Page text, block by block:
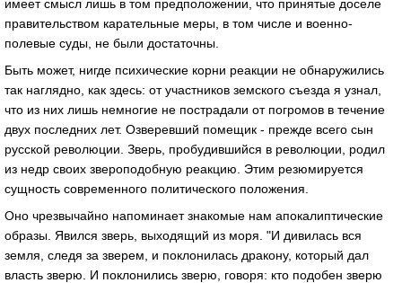
имеет смысл лишь в том предположении, что принятые доселе
правительством карательные меры, в том числе и военно-
полевые суды, не были достаточны.
Быть может, нигде психические корни реакции не обнаружились
так наглядно, как здесь: от участников земского съезда я узнал,
что из них лишь немногие не пострадали от погромов в течение
двух последних лет. Озверевший помещик - прежде всего сын
русской революции. Зверь, пробудившийся в революции, родил
из недр своих звероподобную реакцию. Этим резюмируется
сущность современного политического положения.
Оно чрезвычайно напоминает знакомые нам апокалиптические
образы. Явился зверь, выходящий из моря. "И дивилась вся
земля, следя за зверем, и поклонилась дракону, который дал
власть зверю. И поклонились зверю, говоря: кто подобен зверю